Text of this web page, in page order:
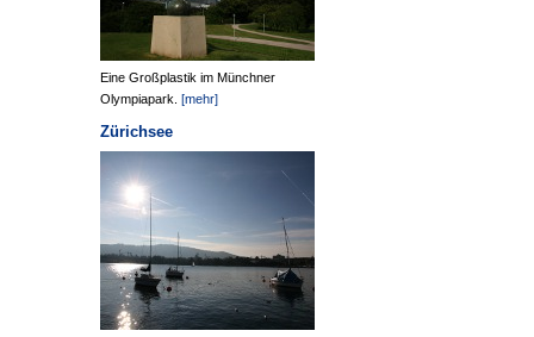
Eine Großplastik im Münchner
Olympiapark. [mehr]
Zürichsee